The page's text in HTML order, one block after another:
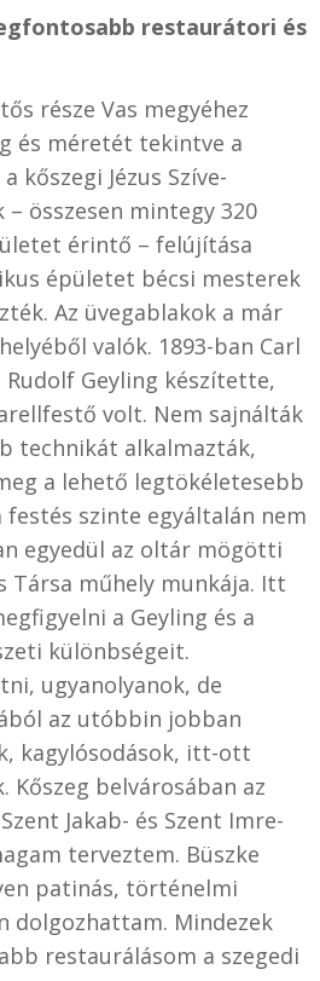
restaurátori és
része Vas megyéhez
és méretét tekintve a
kőszegi Jézus Szíve-
összesen mintegy 320
érintő – felújítása
épületet bécsi mesterek
Az üvegablakok a már
valók. 1893-ban Carl
Rudolf Geyling készítette,
volt. Nem sajnálták
technikát alkalmazták,
a lehető legtökéletesebb
szinte egyáltalán nem
egyedül az oltár mögötti
Társa műhely munkája. Itt
a Geyling és a
különbségeit.
ugyanolyanok, de
az utóbbin jobban
kagylósodások, itt-ott
belvárosában az
Jakab- és Szent Imre-
terveztem. Büszke
patinás, történelmi
dolgozhattam. Mindezek
restaurálásom a szegedi